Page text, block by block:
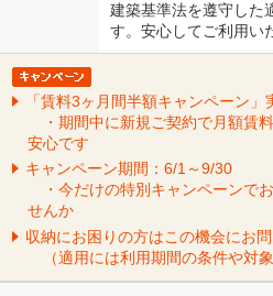
建築基準法を遵守した
す。安心してご利用い
「賃料3ヶ月間半額キャンペーン」
・期間中に新規ご契約で月額賃
安心です
キャンペーン期間：6/1～9/30
・今だけの特別キャンペーンで
せんか
収納にお困りの方はこの機会にお
（適用には利用期間の条件や対象